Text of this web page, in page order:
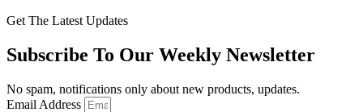
Get The Latest Updates
Subscribe To Our Weekly Newsletter
No spam, notifications only about new products, updates.
Email Address